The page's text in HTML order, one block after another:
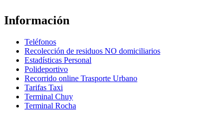
Información
Teléfonos
Recolección de residuos NO domiciliarios
Estadísticas Personal
Polideportivo
Recorrido online Trasporte Urbano
Tarifas Taxi
Terminal Chuy
Terminal Rocha